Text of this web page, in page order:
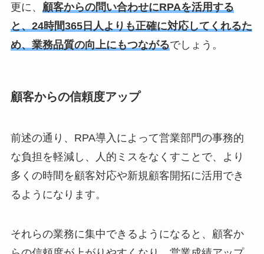
更に、 顧客からの問い合わせにRPAを活用する
と、24時間365日人よりも正確に対応してくれるた
め、業務品質の向上にもつながるでしょう。
顧客からの信頼度アップ
前述の通り、RPA導入によって営業部門の事務的
な負担を軽減し、人的ミスをなくすことで、より
多くの時間を顧客対応や新規顧客開拓に活用でき
るようになります。
それらの業務に集中できるようになると、顧客か